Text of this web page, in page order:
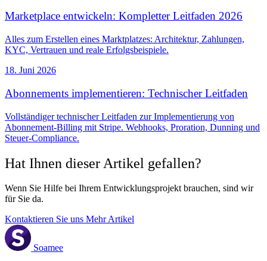
Marketplace entwickeln: Kompletter Leitfaden 2026
Alles zum Erstellen eines Marktplatzes: Architektur, Zahlungen,
KYC, Vertrauen und reale Erfolgsbeispiele.
18. Juni 2026
Abonnements implementieren: Technischer Leitfaden
Vollständiger technischer Leitfaden zur Implementierung von
Abonnement-Billing mit Stripe. Webhooks, Proration, Dunning und
Steuer-Compliance.
Hat Ihnen dieser Artikel gefallen?
Wenn Sie Hilfe bei Ihrem Entwicklungsprojekt brauchen, sind wir
für Sie da.
Kontaktieren Sie uns Mehr Artikel
Soamee